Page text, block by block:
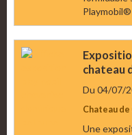
Playmobil®
chateau
Du 04/07/
Chateau
Une